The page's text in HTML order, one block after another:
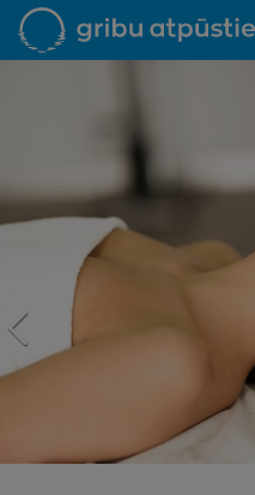
Iepatikās
Līdz brīnišķīgai